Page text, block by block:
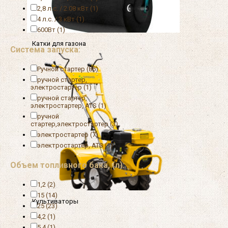
Катки для газона
Культиваторы
2,8 л.с. / 2.08 кВт (1)
4 л.с. / 3 кВт (1)
600Вт (1)
Система запуска:
Ручной стартер (86)
ручной стартер,
электростартер (1)
ручной стартер,
электростартер, ATS (1)
ручной
стартер,электростартер (3)
электростартер (7)
электростартер, ATS (1)
Объем топливного бака, (л):
1,2 (2)
15 (14)
25 (23)
4,2 (1)